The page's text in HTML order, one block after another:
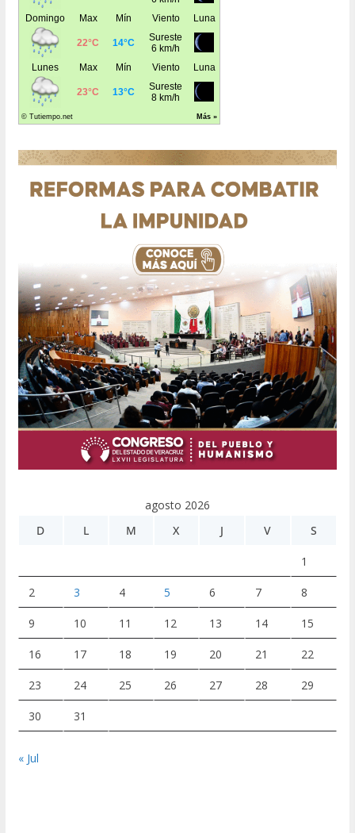
agosto 2026
D
L M X J V S
1
2 3 4 5 6 7 8
9 10 11 12 13 14 15
16 17 18 19 20 21 22
23 24 25 26 27 28 29
30 31
« Jul